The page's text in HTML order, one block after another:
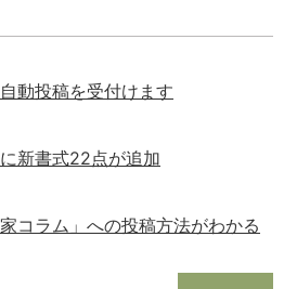
動投稿を受付けます
新書式22点が追加
コラム」への投稿方法がわかる